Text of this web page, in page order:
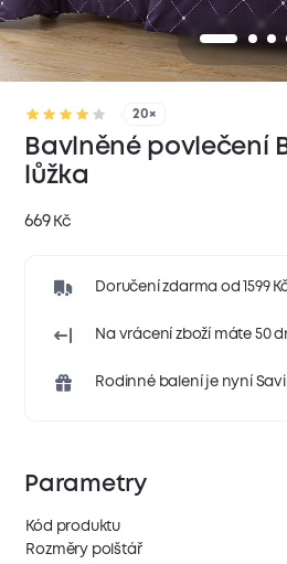
20×
Bavlněné povlečení
lůžka
669 Kč
Doručení zdarma od 1599
Na vrácení zboží máte 50
Rodinné balení je nyní
Parametry
Kód produktu
Rozměry polštář